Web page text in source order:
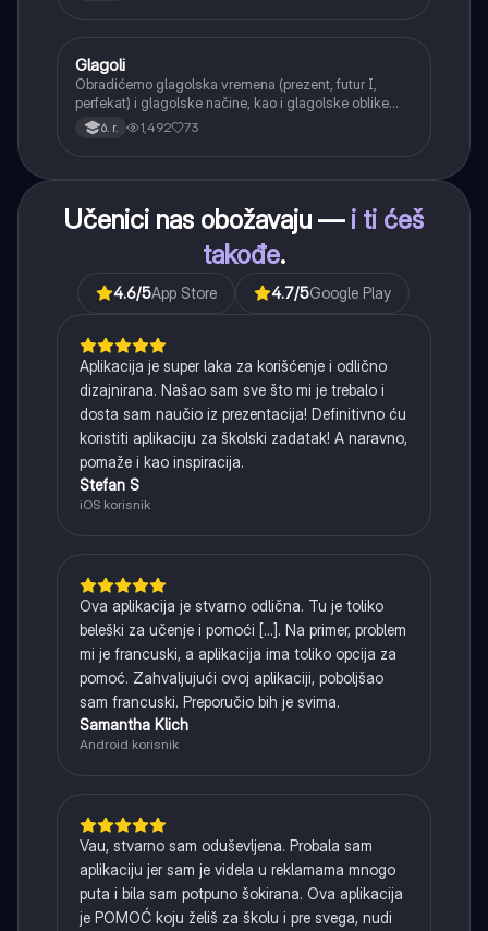
Srpski jezik
Glagoli
Obradićemo glagolska vremena (prezent, futur I,
perfekat) i glagolske načine, kao i glagolske oblike
(infinitiv, glagolski pridevi i prilozi) i glagolski vid
(svršeni i nesvršeni).
6. r. 1,492 73
Učenici nas obožavaju — i ti ćeš
takođe.
4.6/5App Store 4.7/5Google Play
Aplikacija je super laka za korišćenje i odlično
dizajnirana. Našao sam sve što mi je trebalo i
dosta sam naučio iz prezentacija! Definitivno ću
koristiti aplikaciju za školski zadatak! A naravno,
pomaže i kao inspiracija.
Stefan S
iOS korisnik
Ova aplikacija je stvarno odlična. Tu je toliko
beleški za učenje i pomoći [...]. Na primer, problem
mi je francuski, a aplikacija ima toliko opcija za
pomoć. Zahvaljujući ovoj aplikaciji, poboljšao
sam francuski. Preporučio bih je svima.
Samantha Klich
Android korisnik
Vau, stvarno sam oduševljena. Probala sam
aplikaciju jer sam je videla u reklamama mnogo
puta i bila sam potpuno šokirana. Ova aplikacija
je POMOĆ koju želiš za školu i pre svega, nudi